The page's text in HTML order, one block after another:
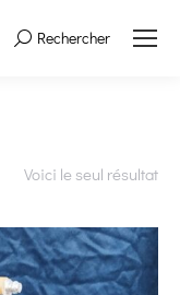
Search:Rechercher
Voici le seul résultat